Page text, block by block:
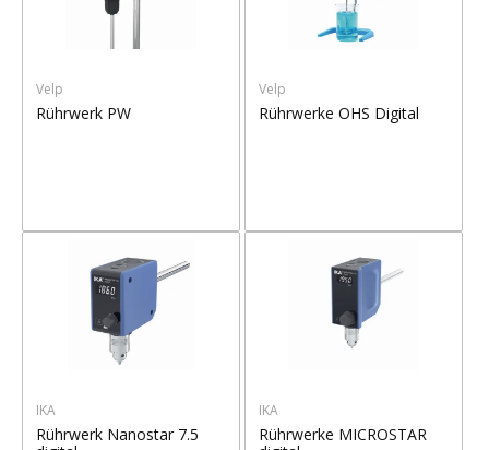
Velp
Rührwerk PW
Velp
Rührwerke OHS Digital
IKA
Rührwerk Nanostar 7.5
IKA
Rührwerke MICROSTAR